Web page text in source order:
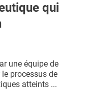
qui
une équipe de
le processus de
atteints ...